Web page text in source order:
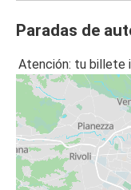
Paradas de
Atención: tu billete